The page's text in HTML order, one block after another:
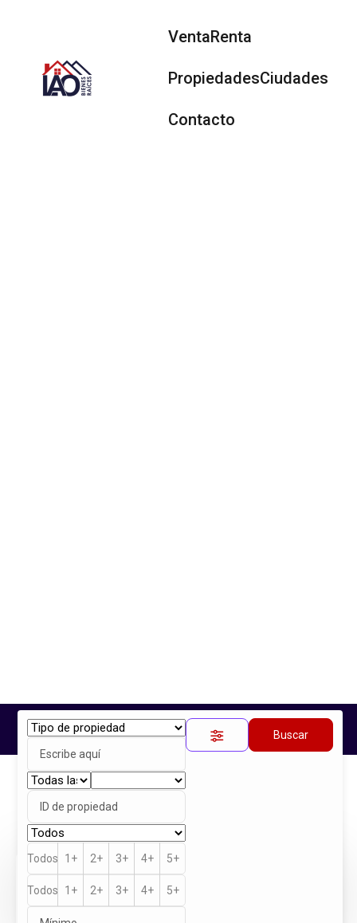
VentaRenta
PropiedadesCiudades
Contacto
Todos 1+ 2+ 3+ 4+ 5+
Todos 1+ 2+ 3+ 4+ 5+
Buscar
Propiedad única
$5,500,000